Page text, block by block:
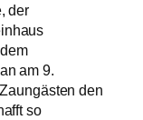
der
am 9.
den
so